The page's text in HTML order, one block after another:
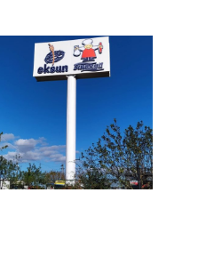
Previous